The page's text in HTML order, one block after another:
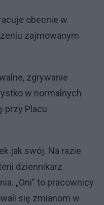
obecnie w
zajmowanym
zgrywanie
w normalnych
przy Placu
jak swój. Na razie
dziennikarz
„Oni” to pracownicy
się zmianom w